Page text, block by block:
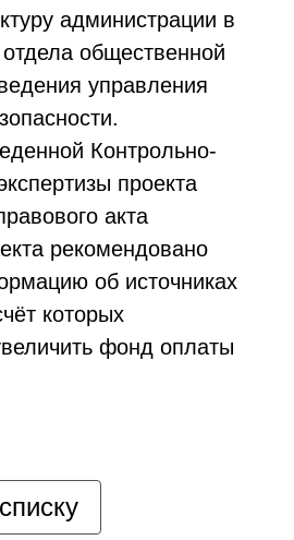
администрации в
общественной
управления
Контрольно-
проекта
акта
рекомендовано
об источниках
которых
фонд оплаты